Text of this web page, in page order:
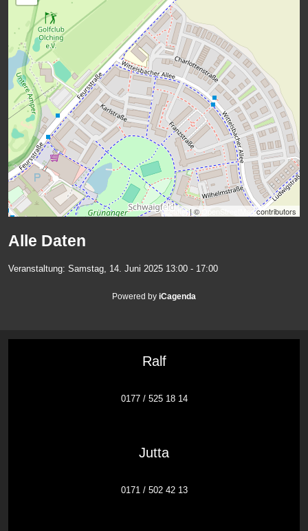
Leaflet| © OpenStreetMapcontributors
Alle Daten
Veranstaltung: Samstag, 14. Juni 2025 13:00 - 17:00
Powered by iCagenda
Ralf
0177 / 525 18 14
Jutta
0171 / 502 42 13